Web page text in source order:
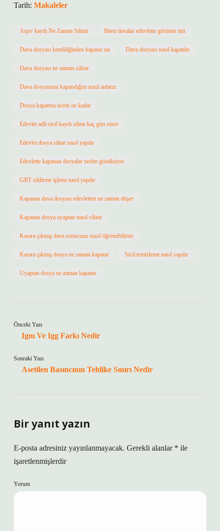
Tarih: Makaleler
Arşiv kaydı Ne Zaman Silinir Biten davalar edevlette görünür mü
Dava dosyası kendiliğinden kapanır mı Dava dosyası nasıl kapatılır
Dava dosyası ne zaman silinir
Dava dosyasının kapandığını nasıl anlarız
Dosya kapatma ücreti ne kadar
Edevlet adli sicil kaydı silme kaç gün sürer
Edevlet dosya silme nasıl yapılır
Edevlette kapanan dosyalar neden gözüküyor
GBT sildirme işlemi nasıl yapılır
Kapanan dava dosyası edevletten ne zaman düşer
Kapanan dosya uyaptan nasıl silinir
Karara çıkmış dava sonucunu nasıl öğrenebilirim
Karara çıkmış dosya ne zaman kapanır Sicil temizleme nasıl yapılır
Uyaptan dosya ne zaman kapanır
Önceki Yazı
Igm Ve Igg Farkı Nedir
Sonraki Yazı
Asetilen Basıncının Tehlike Sınırı Nedir
Bir yanıt yazın
E-posta adresiniz yayınlanmayacak. Gerekli alanlar * ile
işaretlenmişlerdir
Yorum